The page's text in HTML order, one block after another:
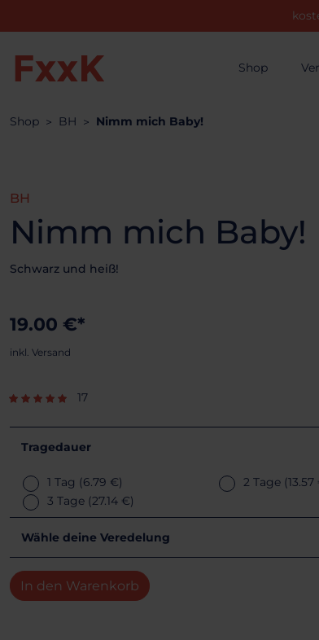
Shop
Shop BH Nimm mich Baby!
BH
Nimm mich Baby!
Schwarz und heiß!
19.00 €*
inkl. Versand
17
Tragedauer
1 Tag (6.79 €) 2 Tage (13.57
3 Tage (27.14 €)
Wähle deine Veredelung
In den Warenkorb